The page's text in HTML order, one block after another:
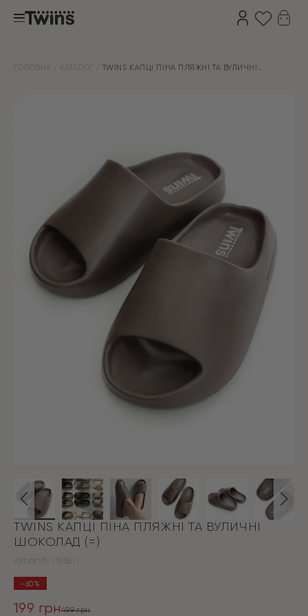
ГОЛОВНА КАТАЛОГ
TWINS КАПЦІ ПІНА ПЛЯЖНІ ТА ВУЛИЧНІ
TWINS КАПЦІ ПІНА ПЛЯЖНІ ТА ВУЛИЧНІ
ШОКОЛАД (=)
АРТИКУЛ: 11536-1
-60%
499грн
199 грн